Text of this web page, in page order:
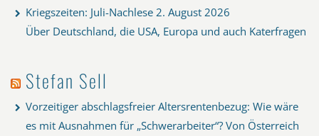
Kriegszeiten: Juli-Nachlese 2. August 2026
Über Deutschland, die USA, Europa und auch Katerfragen
Stefan Sell
Vorzeitiger abschlagsfreier Altersrentenbezug: Wie wäre
es mit Ausnahmen für „Schwerarbeiter“? Von Österreich